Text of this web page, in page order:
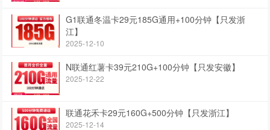
G1联通冬温卡29元185G通用+100分钟【只发浙
江】
2025-12-10
N联通红薯卡39元210G+100分钟【只发安徽】
2025-12-22
联通花禾卡29元160G+500分钟【只发浙江】
2025-12-14